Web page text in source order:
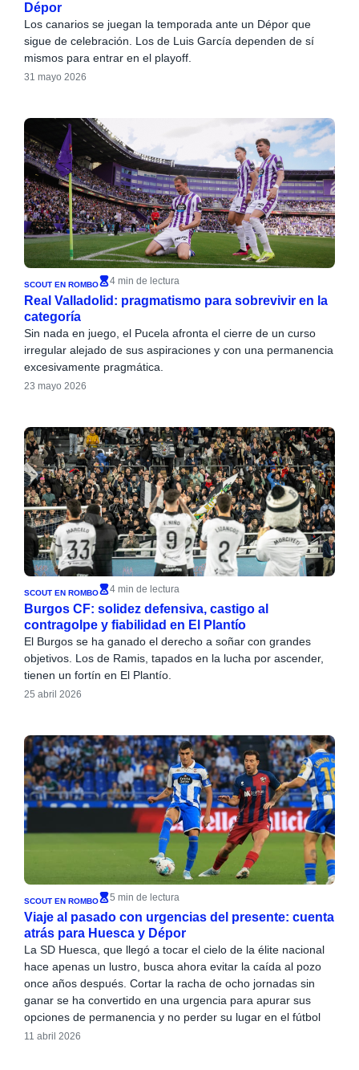
Dépor
Los canarios se juegan la temporada ante un Dépor que
sigue de celebración. Los de Luis García dependen de sí
mismos para entrar en el playoff.
31 mayo 2026
SCOUT EN ROMBO 4 min de lectura
Real Valladolid: pragmatismo para sobrevivir en la
categoría
Sin nada en juego, el Pucela afronta el cierre de un curso
irregular alejado de sus aspiraciones y con una permanencia
excesivamente pragmática.
23 mayo 2026
SCOUT EN ROMBO 4 min de lectura
Burgos CF: solidez defensiva, castigo al
contragolpe y fiabilidad en El Plantío
El Burgos se ha ganado el derecho a soñar con grandes
objetivos. Los de Ramis, tapados en la lucha por ascender,
tienen un fortín en El Plantío.
25 abril 2026
SCOUT EN ROMBO 5 min de lectura
Viaje al pasado con urgencias del presente: cuenta
atrás para Huesca y Dépor
La SD Huesca, que llegó a tocar el cielo de la élite nacional
hace apenas un lustro, busca ahora evitar la caída al pozo
once años después. Cortar la racha de ocho jornadas sin
ganar se ha convertido en una urgencia para apurar sus
opciones de permanencia y no perder su lugar en el fútbol
11 abril 2026